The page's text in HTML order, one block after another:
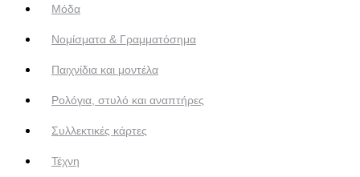
Μόδα
Νομίσματα & Γραμματόσημα
Παιχνίδια και μοντέλα
Ρολόγια, στυλό και αναπτήρες
Συλλεκτικές κάρτες
Τέχνη